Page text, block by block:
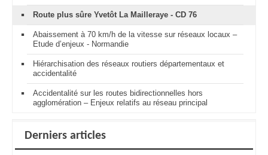
Route plus sûre Yvetôt La Mailleraye - CD 76
Abaissement à 70 km/h de la vitesse sur réseaux locaux –
Etude d’enjeux - Normandie
Hiérarchisation des réseaux routiers départementaux et
accidentalité
Accidentalité sur les routes bidirectionnelles hors
agglomération – Enjeux relatifs au réseau principal
Derniers articles